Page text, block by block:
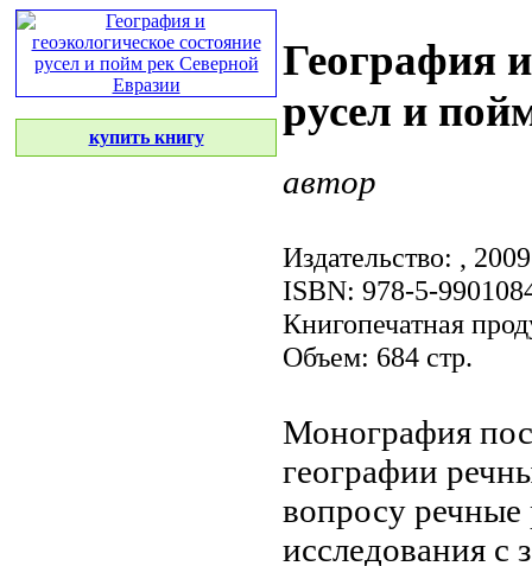
купить книгу
География
русел и
автор
Издательство: ,
ISBN: 978-5-
Книгопечатная
Объем: 684 стр.
Монография
географии
вопросу речные
исследования с